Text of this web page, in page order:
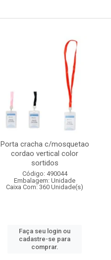
Porta cracha c/mosquetao
cordao vertical color
sortidos
Código: 490044
Embalagem: Unidade
Caixa Com: 360 Unidade(s)
Faça seu login ou
cadastre-se para
comprar.